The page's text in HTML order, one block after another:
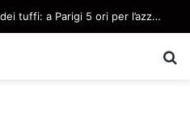
Pellacani Regina d’Europa dei tuffi: a Parigi 5 ori per l’azzurra